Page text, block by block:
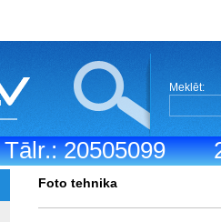
Tālr.: 20505099
Meklēt:
Foto tehnika